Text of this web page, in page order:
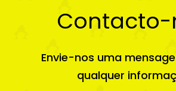
Contacto-
Envie-nos uma
qualquer